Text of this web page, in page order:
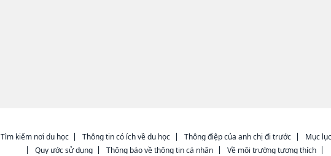
Tìm kiếm nơi du học Thông tin có ích về du học Thông điệp của anh chị đi trước Mục
Quy ước sử dụng
Thông báo về thông tin cá nhân Về môi trường tương thích